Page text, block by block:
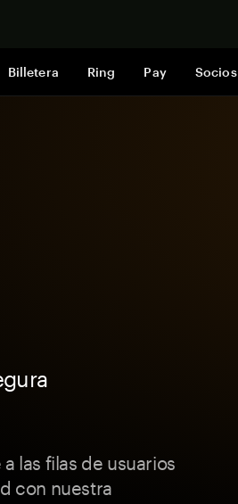
Billetera Ring Pay Socios
las filas de usuarios
con nuestra